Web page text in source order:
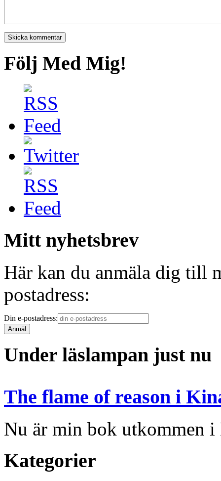
Följ Med Mig!
Mitt nyhetsbrev
Här kan du anmäla dig till
postadress:
Din e-postadress:
Under läslampan just nu
The flame of reason i
Nu är min bok utkommen
Kategorier